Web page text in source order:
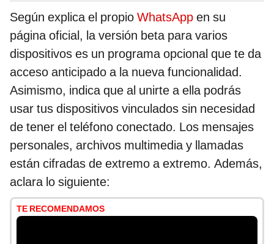
Según explica el propio WhatsApp en su
página oficial, la versión beta para varios
dispositivos es un programa opcional que te da
acceso anticipado a la nueva funcionalidad.
Asimismo, indica que al unirte a ella podrás
usar tus dispositivos vinculados sin necesidad
de tener el teléfono conectado. Los mensajes
personales, archivos multimedia y llamadas
están cifradas de extremo a extremo. Además,
aclara lo siguiente:
TE RECOMENDAMOS